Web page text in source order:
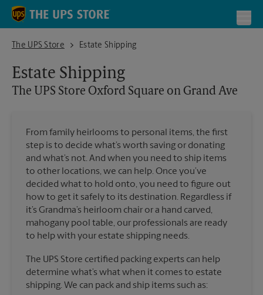
Skip to content
Return to Nav
The UPS Store
The UPS Store Oxford Square on Grand Ave
Estate Shipping
Estate Shipping
The UPS Store Oxford Square on Grand Ave
From family heirlooms to personal items, the first
step is to decide what’s worth saving or donating
and what’s not. And when you need to ship items
to other locations, we can help. Once you’ve
decided what to hold onto, you need to figure out
how to get it safely to its destination. Regardless if
it’s Grandma’s heirloom chair or a hand carved,
mahogany pool table, our professionals are ready
to help with your estate shipping needs.
The UPS Store certified packing experts can help
determine what’s what when it comes to estate
shipping. We can pack and ship items such as: